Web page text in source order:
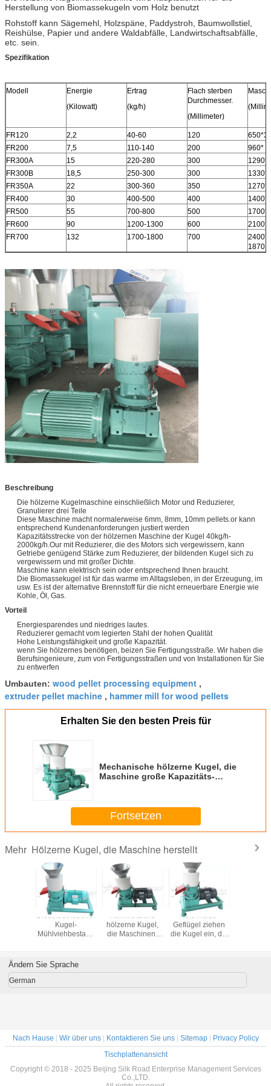
Herstellung von Biomassekugeln vom Holz benutzt
Rohstoff kann Sägemehl, Holzspäne, Paddystroh, Baumwollstiel,
Reishülse, Papier und andere Waldabfälle, Landwirtschaftsabfälle,
etc. sein.
Spezifikation
Modell
Energie
(Kilowatt)
Ertrag
(kg/h)
Flach sterben
Durchmesser.
(Millimeter)
FR120 2,2 40-60 120
FR200
7,5 110-140 200
960*
FR300A
15 220-280 300
FR300B
18,5 250-300 300
1330*
FR350A
22 300-360 350
1270*
FR400
30 400-500 400
1400*
FR500
55 700-800 500
1700*
FR600
90 1200-1300 600
2100*
FR700
132 1700-1800 700
2400*
1870
Beschreibung
Die hölzerne Kugelmaschine einschließlich Motor und Reduzierer,
Granulierer drei Teile
Diese Maschine macht normalerweise 6mm, 8mm, 10mm pellets.or kann
entsprechend Kundenanforderungen justiert werden
Kapazitätsstrecke von der hölzernen Maschine der Kugel 40kg/h-
2000kg/h.Our mit Reduzierer, die des Motors sich vergewissern, kann
Getriebe genügend Stärke zum Reduzierer, der bildenden Kugel sich zu
vergewissern und mit großer Dichte.
Maschine kann elektrisch sein oder entsprechend Ihnen braucht.
Die Biomassekugel ist für das warme im Alltagsleben, in der Erzeugung, im
usw. Es ist der alternative Brennstoff für die nicht erneuerbare Energie wie
Kohle, Öl, Gas.
Vorteil
Energiesparendes und niedriges lautes.
Reduzierer gemacht vom legierten Stahl der hohen Qualität
Hohe Leistungsfähigkeit und große Kapazität.
wenn Sie hölzernes benötigen, beizen Sie Fertigungsstraße. Wir haben die
Berufsingenieure, zum von Fertigungsstraßen und von Installationen für Sie
zu entwerfen
Umbauten: wood pellet processing equipment ,
extruder pellet machine , hammer mill for wood pellets
Erhalten Sie den besten Preis für
Mechanische hölzerne Kugel, die
Maschine große Kapazitäts-
Fortsetzen
Mehr Hölzerne Kugel, die Maschine herstellt
macht
Dieselbetriebener
Kugel-
Mühlviehbestand
niedrig laute 1-
jährige Garantie
Kommerzielle
hölzerne Kugel,
die Maschinen-
Reis-Hülse-
Geflügel ziehen
die Kugel ein, die
CER-ISO-
Ändern Sie Sprache
German
Nach Hause | Wir über uns| Kontaktieren Sie uns| Sitemap| Privacy Policy
Tischplattenansicht
Copyright © 2018 - 2025 Beijing Silk Road Enterprise Management Services
Co.,LTD.